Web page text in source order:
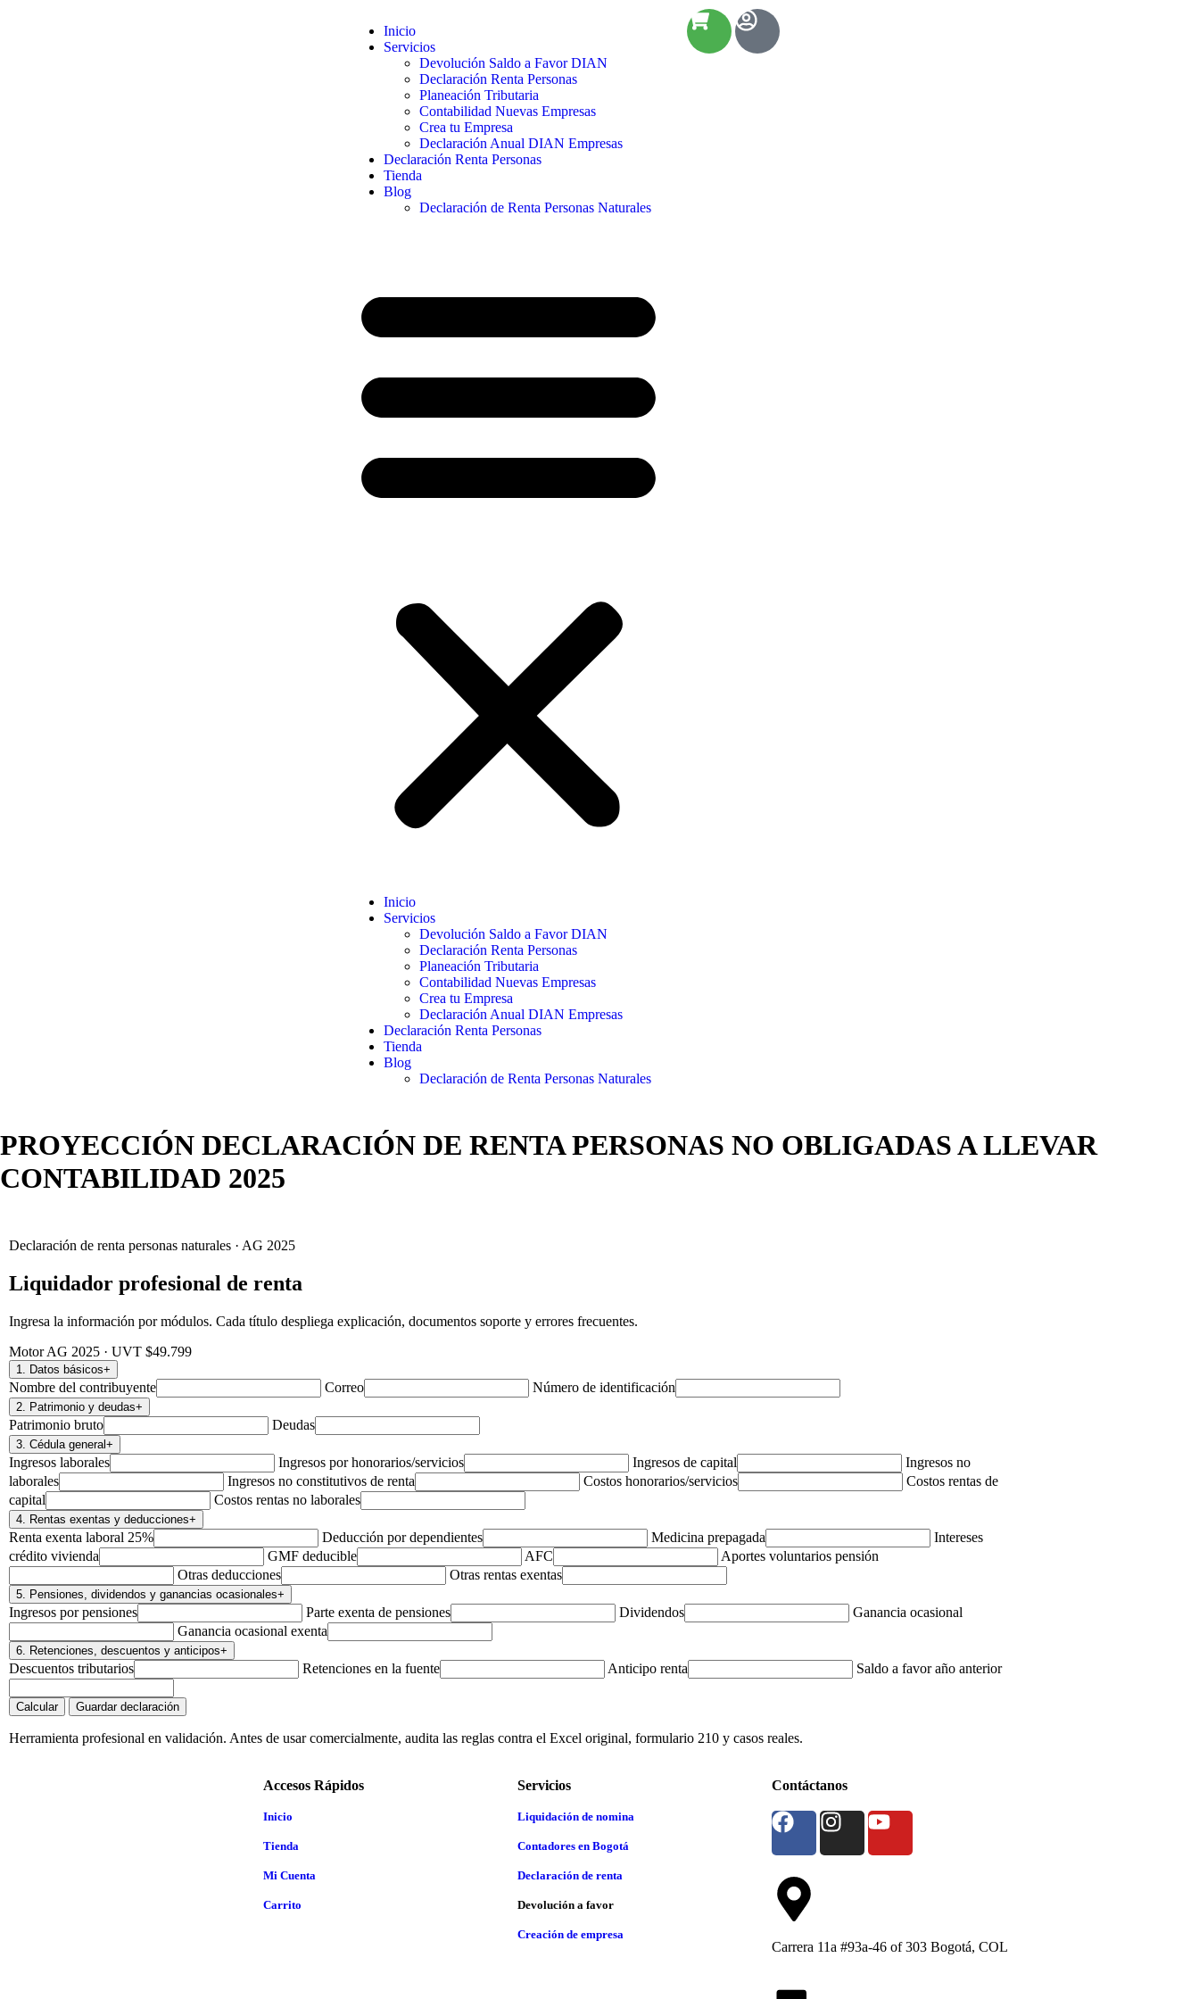
Inicio
Servicios
Devolución Saldo a Favor DIAN
Declaración Renta Personas
Planeación Tributaria
Contabilidad Nuevas Empresas
Crea tu Empresa
Declaración Anual DIAN Empresas
Declaración Renta Personas
Tienda
Blog
Declaración de Renta Personas Naturales
Inicio
Servicios
Devolución Saldo a Favor DIAN
Declaración Renta Personas
Planeación Tributaria
Contabilidad Nuevas Empresas
Crea tu Empresa
Declaración Anual DIAN Empresas
Declaración Renta Personas
Tienda
Blog
Declaración de Renta Personas Naturales
PROYECCIÓN DECLARACIÓN DE RENTA PERSONAS NO OBLIGADAS A LLEVAR
CONTABILIDAD 2025
Declaración de renta personas naturales · AG 2025
Liquidador profesional de renta
Ingresa la información por módulos. Cada título despliega explicación, documentos soporte y errores frecuentes.
Motor AG 2025 · UVT $49.799
1. Datos básicos+
Nombre del contribuyente Correo Número de identificación
2. Patrimonio y deudas+
Patrimonio bruto Deudas
3. Cédula general+
Ingresos laborales Ingresos por honorarios/servicios Ingresos de capital
Ingresos no
laborales
Ingresos no constitutivos de renta Costos honorarios/servicios
Costos rentas de
capital
Costos rentas no laborales
4. Rentas exentas y deducciones+
Renta exenta laboral 25% Deducción por dependientes Medicina prepagada
Intereses
crédito vivienda
GMF deducible AFC
Aportes voluntarios pensión
Otras deducciones
Otras rentas exentas
5. Pensiones, dividendos y ganancias ocasionales+
Ingresos por pensiones Parte exenta de pensiones Dividendos
Ganancia ocasional
Ganancia ocasional exenta
6. Retenciones, descuentos y anticipos+
Descuentos tributarios Retenciones en la fuente Anticipo renta Saldo a favor año anterior
Calcular Guardar declaración
Herramienta profesional en validación. Antes de usar comercialmente, audita las reglas contra el Excel original, formulario 210 y casos reales.
Accesos Rápidos
Inicio
Tienda
Mi Cuenta
Carrito
Servicios
Liquidación de nomina
Contadores en Bogotá
Declaración de renta
Devolución a favor
Creación de empresa
Contáctanos
Carrera 11a #93a-46 of 303 Bogotá, COL